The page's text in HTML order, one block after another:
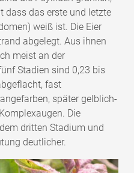
dass das erste und letzte
weiß ist. Die Eier
abgelegt. Aus ihnen
meist an der
Stadien sind 0,23 bis
fast
später gelblich-
Die
dritten Stadium und
deutlicher.